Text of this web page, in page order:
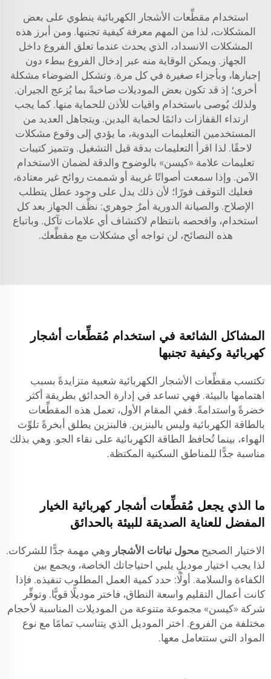
استخدام مقطِّعات الأشجار الكهربائية ينطوي على بعض
المشكلات، لذا من المهم معرفة كيفية تجنبها. ومن أبرز هذه
المشكلات الانسداد، الذي يحدث عندما تعلق الفروع داخل
الجهاز. ويمكن الوقاية منه عبر إدخال الفروع ببطء دون
إجبارها، وبأجزاء صغيرة في كل مرة. وتشكل الضوضاء مشكلة
أخرى؛ إذ قد تكون بعض الموديلات صاخبةً بما يُزعج الجيران.
ولذلك يُوصى باستخدام واقيات للأذن للحماية منها. كما يجب
ارتداء القفازات دائمًا لحماية اليدين. ويتجاهل العديد من
المستخدمين التعليمات اليدوية، ما يؤدي إلى وقوع مشكلات
لاحقًا. لذا اقرأ التعليمات بدقة قبل التشغيل. وتتميز كتيبات
تعليمات علامة «كيسن» بالوضوح والدقة لضمان الاستخدام
الآمن. وإذا سمعت أصواتًا غريبة أو شممت روائح غير معتادة،
فعليك التوقف فورًا؛ لأن ذلك يدل على وجود عطل يتطلب
الإصلاح. والصيانة الدورية أمرٌ جوهري: نظِّف الجهاز بعد كل
استخدام، وافحصه بانتظام لاكتشاف أي علامات تآكل. وباتباع
هذه النصائح، لن تواجه أي مشكلات مع مقطِّعك.
المشاكل الشائعة في استخدام مُقطِّعات أشجار
كهربائية وكيفية تجنبها
تكتسب مقطِّعات الأشجار الكهربائية شعبية متزايدةً بسبب
اهتمامها بالبيئة. فهي تساعد في إدارة الحدائق بطريقة أكثر
خضرةً واستدامةً. ففي المقام الأول، تعمل هذه المقطِّعات
بالطاقة الكهربائية وليس بالبنزين. فالبنزين يطلق أبخرةً تلوِّث
الهواء، بينما تُحافظ الطاقة الكهربائية على نقاء الجو. وهي بذلك
مناسبة جدًّا للمناطق السكنية المكتظة.
ما الذي يجعل مُقطِّعات أشجار كهربائية الخيار
المفضل للعناية الصديقة للبيئة بالحدائق
الاختيار الصحيح محول نباتات الأشجار وهي مهمة جدًّا للشركات.
لذا يجب اختيار موديلٍ يلبي احتياجاتك الخاصة، ويجمع بين
الكفاءة والسلامة. أولًا: حدد كمية العمل المطلوب تنفيذه. فإذا
كانت أعمال التقليم واسعة النطاق، فاختر موديلًا قويًّا. وتوفِّر
شركة «كيسن» مجموعة متنوعة من الموديلات المناسبة لأحجام
مختلفة من الفروع. اختر الموديل الذي يتناسب تمامًا مع نوع
المواد التي ستتعامل معها.